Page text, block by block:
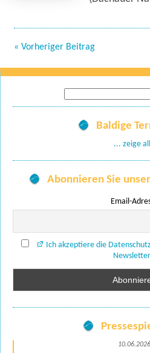
« Vorheriger Beitrag
nach:
Baldige
... zeige
Abonnieren Sie
Email-
Ich akzeptiere die